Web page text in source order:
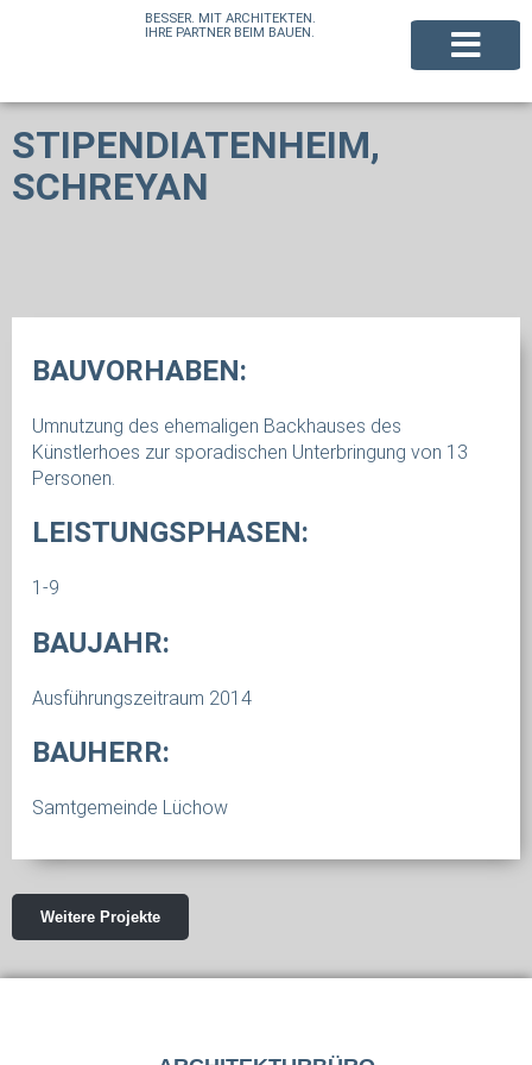
BESSER. MIT ARCHITEKTEN.
IHRE PARTNER BEIM BAUEN.
STIPENDIATENHEIM,
SCHREYAN
BAUVORHABEN:
Umnutzung des ehemaligen Backhauses des
Künstlerhoes zur sporadischen Unterbringung von 13
Personen.
LEISTUNGSPHASEN:
1-9
BAUJAHR:
Ausführungszeitraum 2014
BAUHERR:
Samtgemeinde Lüchow
Weitere Projekte